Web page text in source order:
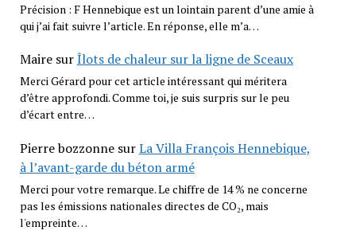
Précision : F Hennebique est un lointain parent d’une amie à
qui j’ai fait suivre l’article. En réponse, elle m’a…
MairesurÎlots de chaleur sur la ligne de Sceaux
Merci Gérard pour cet article intéressant qui méritera
d’être approfondi. Comme toi, je suis surpris sur le peu
d’écart entre…
Pierre bozzonnesurLa Villa François Hennebique,
à l’avant-garde du béton armé
Merci pour votre remarque. Le chiffre de 14 % ne concerne
pas les émissions nationales directes de CO₂, mais
l'empreinte…